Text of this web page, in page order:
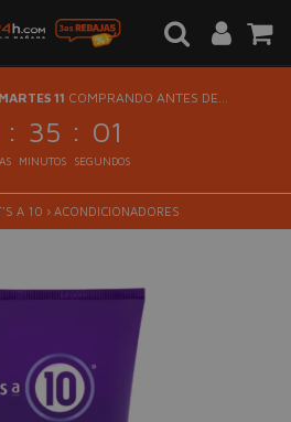
11 COMPRANDO ANTES DE...
: 35 : 01
MINUTOS SEGUNDOS
A 10 › ACONDICIONADORES